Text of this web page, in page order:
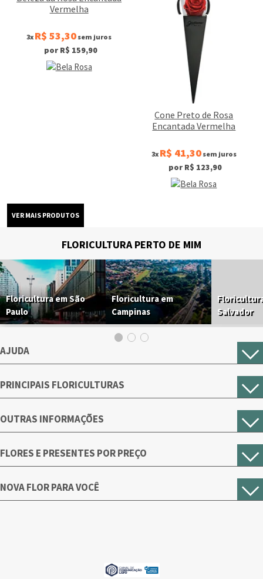
Vermelha
3x R$ 53,30 sem juros
por R$ 159,90
Cone Preto de Rosa
Encantada Vermelha
3x R$ 41,30sem juros
por R$ 123,90
FLORICULTURA PERTO DE MIM
Floricultura em São
Paulo
Floricultura em
Campinas
Salvador
AJUDA
PRINCIPAIS FLORICULTURAS
OUTRAS INFORMAÇÕES
FLORES E PRESENTES POR PREÇO
NOVA FLOR PARA VOCÊ